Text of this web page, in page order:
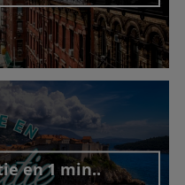
en 1 min..